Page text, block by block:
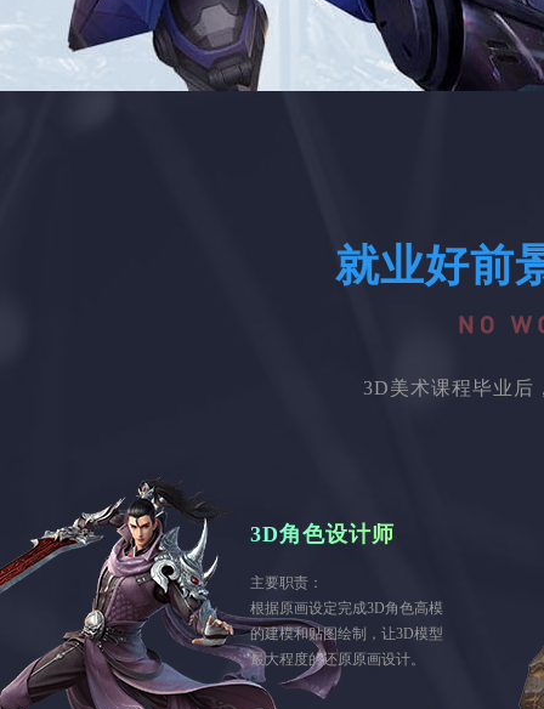
就业好前
3D美术课程毕业后
3D角色设计师
主要职责：
根据原画设定完成3D角色高模
的建模和贴图绘制，让3D模型
最大程度的还原原画设计。